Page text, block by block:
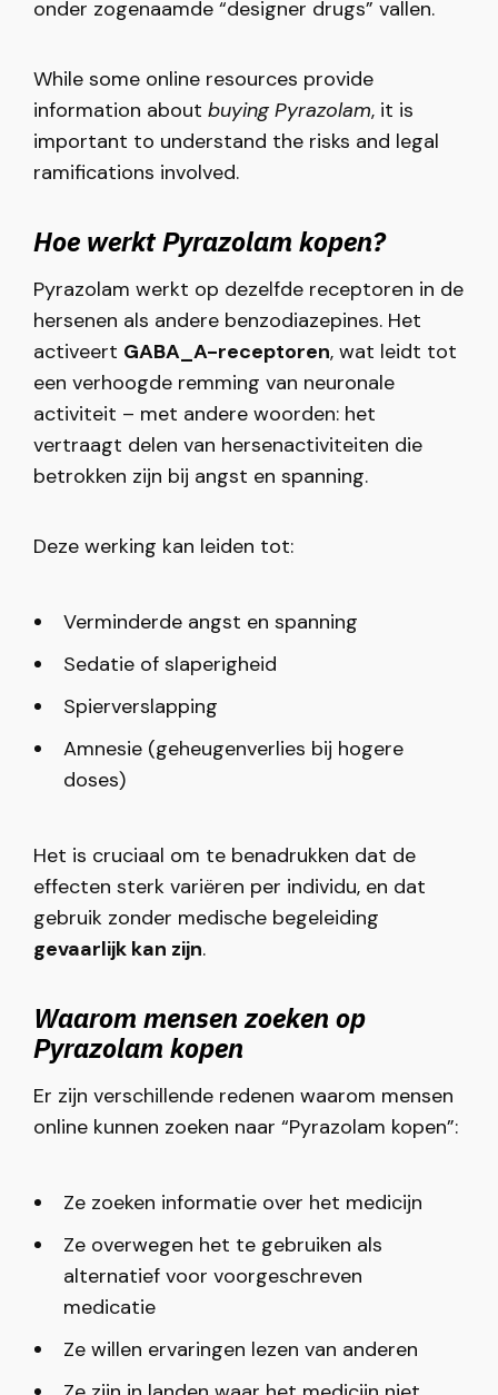
onder zogenaamde “designer drugs” vallen.
While some online resources provide
information about buying Pyrazolam, it is
important to understand the risks and legal
ramifications involved.
Hoe werkt Pyrazolam kopen?
Pyrazolam werkt op dezelfde receptoren in de
hersenen als andere benzodiazepines. Het
activeert GABA_A-receptoren, wat leidt tot
een verhoogde remming van neuronale
activiteit – met andere woorden: het
vertraagt delen van hersenactiviteiten die
betrokken zijn bij angst en spanning.
Deze werking kan leiden tot:
Verminderde angst en spanning
Sedatie of slaperigheid
Spierverslapping
Amnesie (geheugenverlies bij hogere
doses)
Het is cruciaal om te benadrukken dat de
effecten sterk variëren per individu, en dat
gebruik zonder medische begeleiding
gevaarlijk kan zijn.
Waarom mensen zoeken op
Pyrazolam kopen
Er zijn verschillende redenen waarom mensen
online kunnen zoeken naar “Pyrazolam kopen”:
Ze zoeken informatie over het medicijn
Ze overwegen het te gebruiken als
alternatief voor voorgeschreven
medicatie
Ze willen ervaringen lezen van anderen